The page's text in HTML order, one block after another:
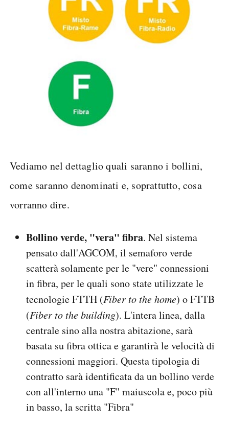
Vediamo nel dettaglio quali saranno i bollini,
come saranno denominati e, soprattutto, cosa
vorranno dire.
Bollino verde, "vera" fibra. Nel sistema
pensato dall'AGCOM, il semaforo verde
scatterà solamente per le "vere" connessioni
in fibra, per le quali sono state utilizzate le
tecnologie FTTH (Fiber to the home) o FTTB
(Fiber to the building). L'intera linea, dalla
centrale sino alla nostra abitazione, sarà
basata su fibra ottica e garantirà le velocità di
connessioni maggiori. Questa tipologia di
contratto sarà identificata da un bollino verde
con all'interno una "F" maiuscola e, poco più
in basso, la scritta "Fibra"